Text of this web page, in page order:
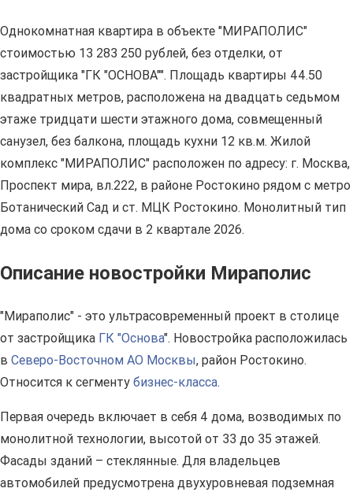
Однокомнатная квартира в объекте "МИРАПОЛИС"
стоимостью 13 283 250 рублей, без отделки, от
застройщика "ГК "ОСНОВА"". Площадь квартиры 44.50
квадратных метров, расположена на двадцать седьмом
этаже тридцати шести этажного дома, совмещенный
санузел, без балкона, площадь кухни 12 кв.м. Жилой
комплекс "МИРАПОЛИС" расположен по адресу: г. Москва,
Проспект мира, вл.222, в районе Ростокино рядом с метро
Ботанический Сад и ст. МЦК Ростокино. Монолитный тип
дома со сроком сдачи в 2 квартале 2026.
Описание новостройки Мираполис
"Мираполис" - это ультрасовременный проект в столице
от застройщика ГК "Основа". Новостройка расположилась
в Северо-Восточном АО Москвы, район Ростокино.
Относится к сегменту бизнес-класса.
Первая очередь включает в себя 4 дома, возводимых по
монолитной технологии, высотой от 33 до 35 этажей.
Фасады зданий – стеклянные. Для владельцев
автомобилей предусмотрена двухуровневая подземная